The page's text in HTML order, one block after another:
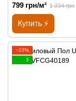
799 грн/м² 1 334 грн
Купить ⚡
−23%
3